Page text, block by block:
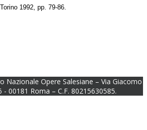
1992, pp. 79-86.
Nazionale Opere Salesiane – Via Giacomo
- 00181 Roma – C.F. 80215630585.